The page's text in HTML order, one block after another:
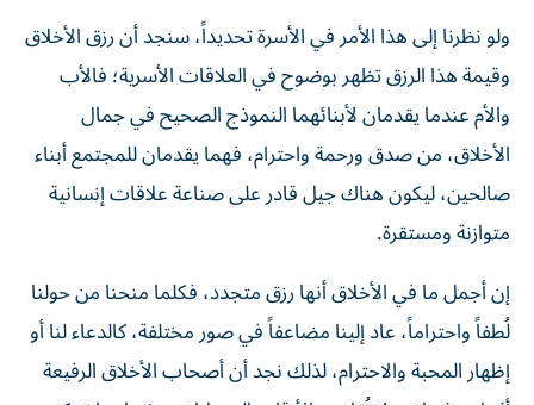
ولو نظرنا إلى هذا الأمر في الأسرة تحديداً، سنجد أن رزق الأخلاق
وقيمة هذا الرزق تظهر بوضوح في العلاقات الأسرية؛ فالأب
والأم عندما يقدمان لأبنائهما النموذج الصحيح في جمال
الأخلاق، من صدق ورحمة واحترام، فهما يقدمان للمجتمع أبناء
صالحين، ليكون هناك جيل قادر على صناعة علاقات إنسانية
متوازنة ومستقرة.
إن أجمل ما في الأخلاق أنها رزق متجدد، فكلما منحنا من حولنا
لُطفاً واحتراماً، عاد إلينا مضاعفاً في صور مختلفة، كالدعاء لنا أو
إظهار المحبة والاحترام، لذلك نجد أن أصحاب الأخلاق الرفيعة